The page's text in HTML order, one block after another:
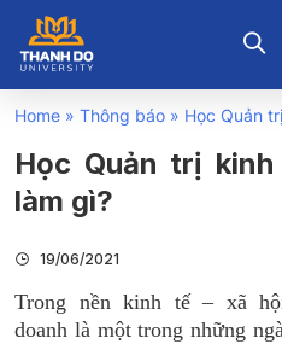
Home » Thông báo » Học Quản
Học Quản trị
làm gì?
19/06/2021
Trong nền kinh tế – xã
doanh là một trong những